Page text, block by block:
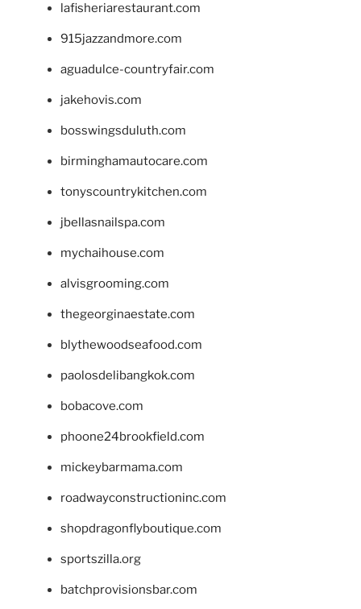
lafisheriarestaurant.com
915jazzandmore.com
aguadulce-countryfair.com
jakehovis.com
bosswingsduluth.com
birminghamautocare.com
tonyscountrykitchen.com
jbellasnailspa.com
mychaihouse.com
alvisgrooming.com
thegeorginaestate.com
blythewoodseafood.com
paolosdelibangkok.com
bobacove.com
phoone24brookfield.com
mickeybarmama.com
roadwayconstructioninc.com
shopdragonflyboutique.com
sportszilla.org
batchprovisionsbar.com